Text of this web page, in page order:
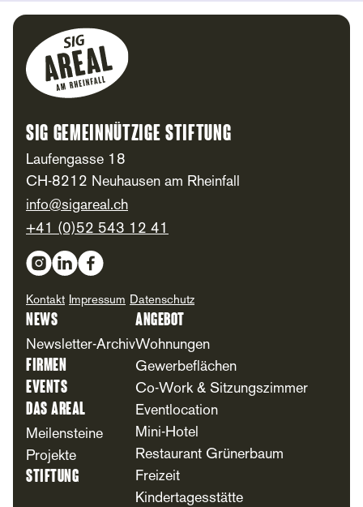
SIG Gemeinnützige Stiftung
Laufengasse 18
CH-8212 Neuhausen am Rheinfall
info@sigareal.ch
+41 (0)52 543 12 41
Social Media
Kontakt Impressum Datenschutz
News
Newsletter-Archiv
Firmen
Events
Das Areal
Meilensteine
Projekte
Stiftung
Angebot
Wohnungen
Gewerbeflächen
Co-Work & Sitzungszimmer
Eventlocation
Mini-Hotel
Restaurant Grünerbaum
Freizeit
Kindertagesstätte